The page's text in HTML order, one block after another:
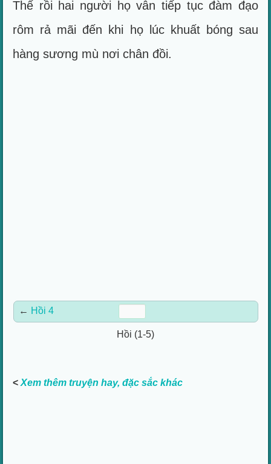
Thế rồi hai người họ vẫn tiếp tục đàm đạo
rôm rả mãi đến khi họ lúc khuất bóng sau
hàng sương mù nơi chân đồi.
← Hồi 4
Hồi (1-5)
< Xem thêm truyện hay, đặc sắc khác